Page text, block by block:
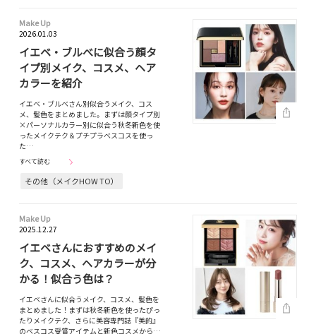
Make Up
2026.01.03
イエベ・ブルべに似合う顔タ
イプ別メイク、コスメ、ヘア
カラーを紹介
イエベ・ブルベさん別似合うメイク、コス
メ、髪色をまとめました。まずは顔タイプ別
×パーソナルカラー別に似合う秋冬新色を使
ったメイクテク＆プチプラベスコスを使っ
た…
すべて読む
その他（メイクHOW TO）
Make Up
2025.12.27
イエベさんにおすすめのメイ
ク、コスメ、ヘアカラーが分
かる！似合う色は？
イエベさんに似合うメイク、コスメ、髪色を
まとめました！まずは秋冬新色を使ったぴっ
たりメイクテク、さらに美容専門誌『美的』
のベスコス受賞アイテムと新色コスメから…